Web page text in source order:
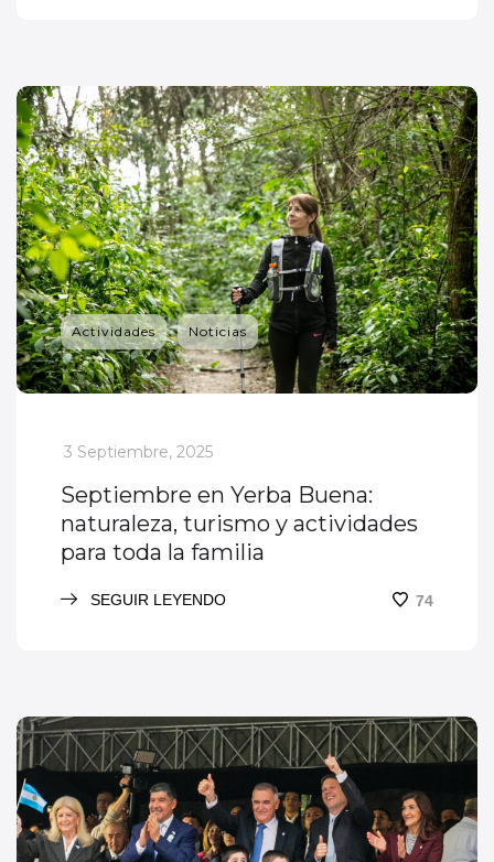
Actividades Noticias
_
3 Septiembre, 2025
Septiembre en Yerba Buena:
naturaleza, turismo y actividades
para toda la familia
SEGUIR LEYENDO 74